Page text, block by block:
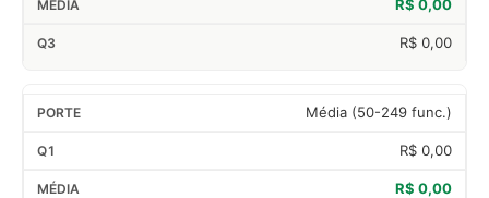
R$ 0,00
R$ 0,00
Média (50-249 func.)
R$ 0,00
R$ 0,00